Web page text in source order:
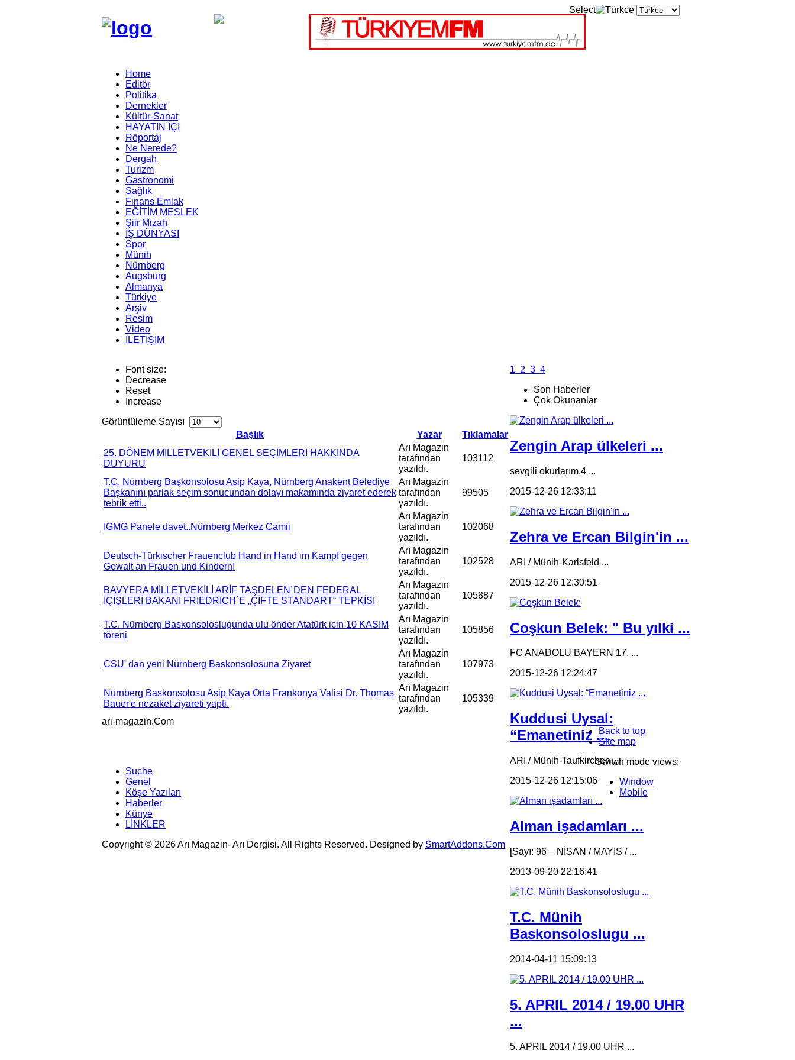
Select
Home
Editör
Politika
Dernekler
Kültür-Sanat
HAYATIN İÇİ
Röportaj
Ne Nerede?
Dergah
Turizm
Gastronomi
Sağlık
Finans Emlak
EĞİTİM MESLEK
Şiir Mizah
İŞ DÜNYASI
Spor
Münih
Nürnberg
Augsburg
Almanya
Türkiye
Arşiv
Resim
Video
İLETİŞİM
Font size:
Decrease
Reset
Increase
Görüntüleme Sayısı
Başlık
Yazar
Tıklamalar
25. DÖNEM MILLETVEKILI GENEL SEÇIMLERI HAKKINDA
DUYURU
Arı Magazin
tarafından
yazıldı.
103112
T.C. Nürnberg Başkonsolosu Asip Kaya, Nürnberg Anakent Belediye
Başkanını parlak seçim sonucundan dolayı makamında ziyaret ederek
tebrik etti..
Arı Magazin
tarafından
yazıldı.
99505
IGMG Panele davet..Nürnberg Merkez Camii
Arı Magazin
tarafından
yazıldı.
102068
Deutsch-Türkischer Frauenclub Hand in Hand im Kampf gegen
Gewalt an Frauen und Kindern!
Arı Magazin
tarafından
yazıldı.
102528
BAVYERA MİLLETVEKİLİ ARİF TAŞDELEN´DEN FEDERAL
İÇİŞLERİ BAKANI FRIEDRICH´E „ÇİFTE STANDART“ TEPKİSİ
Arı Magazin
tarafından
yazıldı.
105887
T.C. Nürnberg Baskonsoloslugunda ulu önder Atatürk icin 10 KASIM
töreni
Arı Magazin
tarafından
yazıldı.
105856
CSU' dan yeni Nürnberg Baskonsolosuna Ziyaret
Arı Magazin
tarafından
yazıldı.
107973
Nürnberg Baskonsolosu Asip Kaya Orta Frankonya Valisi Dr. Thomas
Bauer'e nezaket ziyareti yapti.
Arı Magazin
tarafından
yazıldı.
105339
1 2 3 4
Son Haberler
Çok Okunanlar
Zengin Arap ülkeleri ...
sevgili okurlarım,4 ...
2015-12-26 12:33:11
Zehra ve Ercan Bilgin'in ...
ARI / Münih-Karlsfeld ...
2015-12-26 12:30:51
Coşkun Belek: " Bu yılki ...
FC ANADOLU BAYERN 17. ...
2015-12-26 12:24:47
Kuddusi Uysal:
“Emanetiniz ...
ARI / Münih-Taufkirchen ...
2015-12-26 12:15:06
Alman işadamları ...
[Sayı: 96 – NİSAN / MAYIS / ...
2013-09-20 22:16:41
T.C. Münih
Baskonsoloslugu ...
2014-04-11 15:09:13
5. APRIL 2014 / 19.00 UHR
...
5. APRIL 2014 / 19.00 UHR ...
ari-magazin.Com
Back to top
Site map
Suche
Genel
Köşe Yazıları
Haberler
Künye
LİNKLER
Switch mode views:
Window
Mobile
Copyright © 2026 Arı Magazin- Arı Dergisi. All Rights Reserved. Designed by SmartAddons.Com